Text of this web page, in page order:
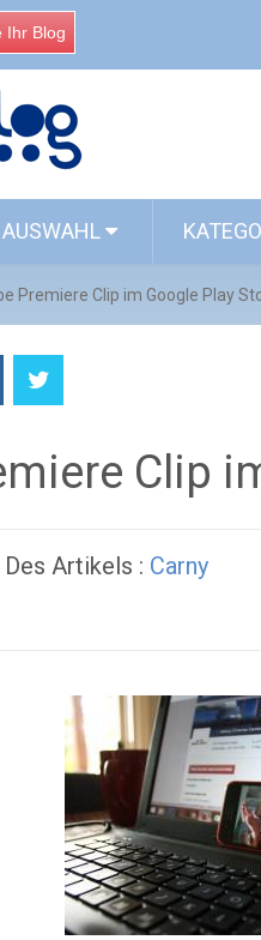
Ihr Blog
AUSWAHL
Premiere Clip im Google Play
Clip
Artikels : Carny